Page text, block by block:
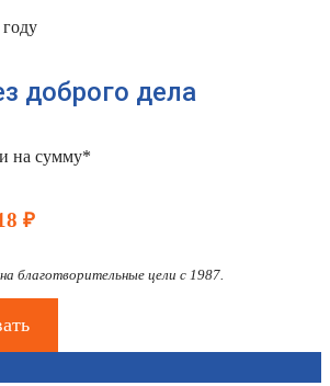
доброго дела
на сумму*
₽
благотворительные цели с 1987.